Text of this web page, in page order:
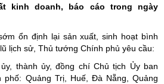
kinh doanh, báo cáo trong ngày
ổn định lại sản xuất, sinh hoạt bình
lịch sử, Thủ tướng Chính phủ yêu cầu:
thành ủy, đồng chí Chủ tịch Ủy ban
phố: Quảng Trị, Huế, Đà Nẵng, Quảng